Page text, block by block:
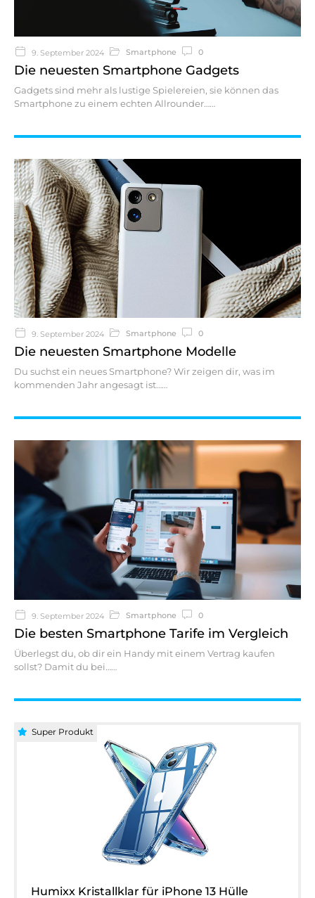
9. September 2024 Smartphone 0
Die neuesten Smartphone Gadgets
Gadgets sind mehr als lustige Spielereien, sie können das
Smartphone zu einem echten Allrounder…
9. September 2024 Smartphone 0
Die neuesten Smartphone Modelle
Du suchst ein neues Smartphone? Wir zeigen dir, was im
kommenden Jahr angesagt ist…
9. September 2024 Smartphone 0
Die besten Smartphone Tarife im Vergleich
Überlegst du, ob dir ein Handy mit einem Vertrag kaufen
sollst? Damit du bei…
Humixx Kristallklar für iPhone 13 Hülle
Super Produkt